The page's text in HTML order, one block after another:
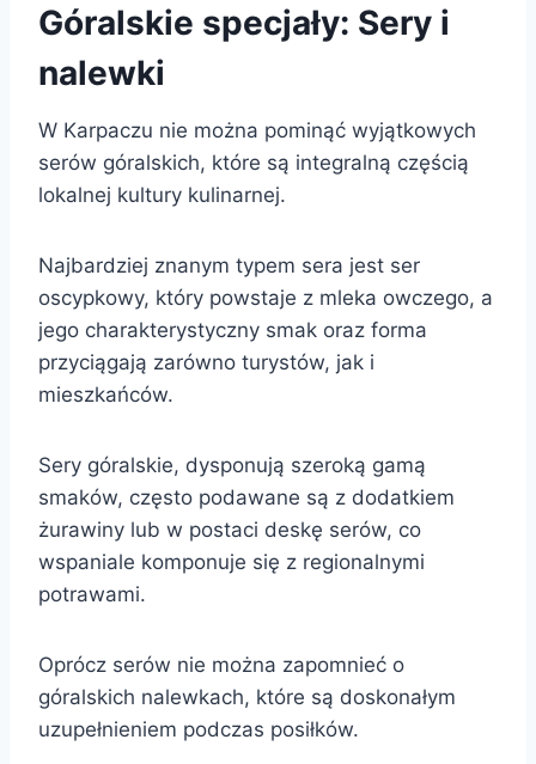
Góralskie specjały: Sery i
nalewki
W Karpaczu nie można pominąć wyjątkowych
serów góralskich, które są integralną częścią
lokalnej kultury kulinarnej.
Najbardziej znanym typem sera jest ser
oscypkowy, który powstaje z mleka owczego, a
jego charakterystyczny smak oraz forma
przyciągają zarówno turystów, jak i
mieszkańców.
Sery góralskie, dysponują szeroką gamą
smaków, często podawane są z dodatkiem
żurawiny lub w postaci deskę serów, co
wspaniale komponuje się z regionalnymi
potrawami.
Oprócz serów nie można zapomnieć o
góralskich nalewkach, które są doskonałym
uzupełnieniem podczas posiłków.